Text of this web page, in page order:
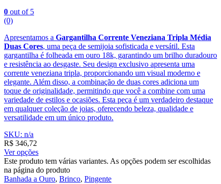
0 out of 5
(0)
Apresentamos a Gargantilha Corrente Veneziana Tripla Média
Duas Cores, uma peça de semijoia sofisticada e versátil. Esta
gargantilha é folheada em ouro 18k, garantindo um brilho duradouro
e resistência ao desgaste. Seu design exclusivo apresenta uma
corrente veneziana tripla, proporcionando um visual moderno e
elegante. Além disso, a combinação de duas cores adiciona um
toque de originalidade, permitindo que você a combine com uma
variedade de estilos e ocasiões. Esta peça é um verdadeiro destaque
em qualquer coleção de joias, oferecendo beleza, qualidade e
versatilidade em um único produto.
SKU: n/a
R$ 346,72
Ver opções
Este produto tem várias variantes. As opções podem ser escolhidas
na página do produto
Banhada a Ouro, Brinco, Pingente